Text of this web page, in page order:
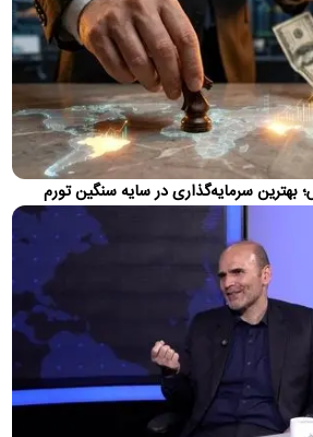
تروریست آمریکا گفت: ایرانی‌ها افراد فوق‌العاده
سیستم چندپاره دارند؛ افرادی در سیستم…
از جی دی ونس برای انتخابات ۲۰۲۸
از مشاوران گفته است که رئیس جمهور به طور
است که ونس پس از او رهبری حزب
اگر دولت شکست بخورد، ایران
جمهور گفت: اینکه آقای رئیس جمهور می‌گوید
را کنترل کند، به میدان بیاید،…
در کالابرگ؛ زمانبندی‌ شارژ اعتبار عوض شد
کالابرگ برای سرپرستان خانوار با رقم آخر کدملی
بهترین سرمایه‌گذاری در سایه سنگین تورم